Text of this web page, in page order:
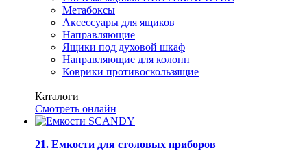
Метабоксы
Аксессуары для ящиков
Направляющие
Ящики под духовой шкаф
Направляющие для колонн
Коврики противоскользящие
Каталоги
Смотреть онлайн
21. Емкости для столовых приборов